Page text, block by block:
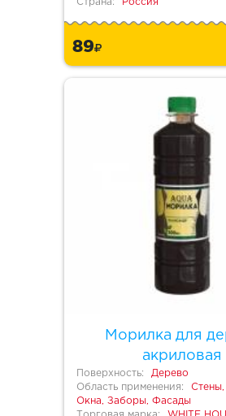
Страна:
Россия
89
Морилка для
акриловая
Поверхность:
Дерево
Область применения:
Окна, Заборы, Фасады